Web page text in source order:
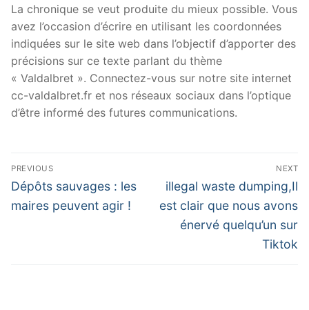
La chronique se veut produite du mieux possible. Vous
avez l’occasion d’écrire en utilisant les coordonnées
indiquées sur le site web dans l’objectif d’apporter des
précisions sur ce texte parlant du thème
« Valdalbret ». Connectez-vous sur notre site internet
cc-valdalbret.fr et nos réseaux sociaux dans l’optique
d’être informé des futures communications.
Navigation
de
l’article
PREVIOUS
Previous
post:
Dépôts sauvages : les
maires peuvent agir !
NEXT
Next
post:
illegal waste dumping,Il
est clair que nous avons
énervé quelqu’un sur
Tiktok